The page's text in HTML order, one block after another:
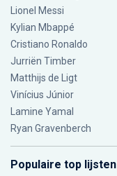
Lionel Messi
Kylian Mbappé
Cristiano Ronaldo
Jurriën Timber
Matthijs de Ligt
Vinícius Júnior
Lamine Yamal
Ryan Gravenberch
Populaire top lijsten